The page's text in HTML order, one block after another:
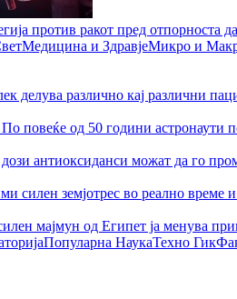
против ракот пред отпорноста
Медицина и ЗдравјеМикро и
делува различно кај различни
повеќе од 50 години астронаути
антиоксиданси можат да го
силен земјотрес во реално време
мајмун од Египет ја менува
Популарна НаукаТехно Гик